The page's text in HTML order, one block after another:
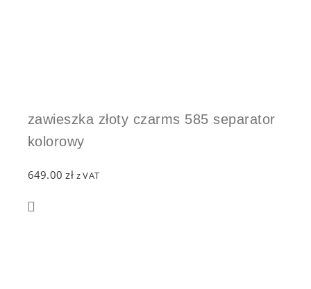
zawieszka złoty czarms 585 separator
kolorowy
649.00zł z VAT